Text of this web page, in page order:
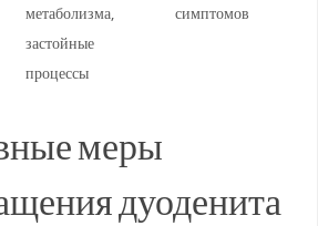
метаболизма,
застойные
процессы
симптомов
меры
дуоденита